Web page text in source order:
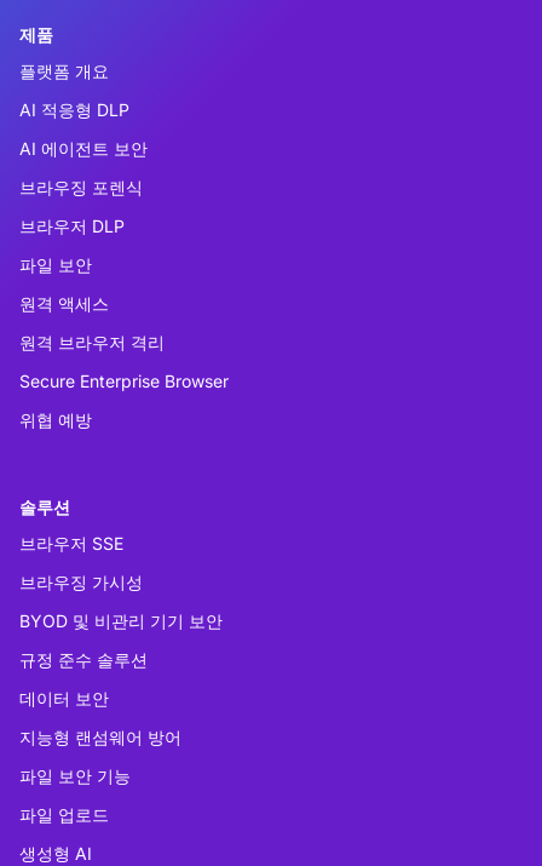
제품
플랫폼 개요
AI 적응형 DLP
AI 에이전트 보안
브라우징 포렌식
브라우저 DLP
파일 보안
원격 액세스
원격 브라우저 격리
Secure Enterprise Browser
위협 예방
솔루션
브라우저 SSE
브라우징 가시성
BYOD 및 비관리 기기 보안
규정 준수 솔루션
데이터 보안
지능형 랜섬웨어 방어
파일 보안 기능
파일 업로드
생성형 AI